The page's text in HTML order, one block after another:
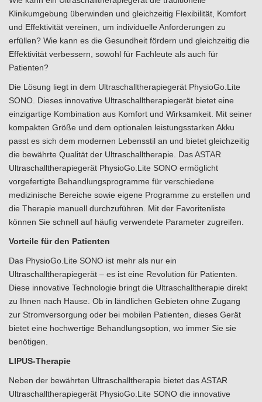
Klinikumgebung überwinden und gleichzeitig Flexibilität, Komfort
und Effektivität vereinen, um individuelle Anforderungen zu
erfüllen? Wie kann es die Gesundheit fördern und gleichzeitig die
Effektivität verbessern, sowohl für Fachleute als auch für
Patienten?
Die Lösung liegt in dem Ultraschalltherapiegerät PhysioGo.Lite
SONO. Dieses innovative Ultraschalltherapiegerät bietet eine
einzigartige Kombination aus Komfort und Wirksamkeit. Mit seiner
kompakten Größe und dem optionalen leistungsstarken Akku
passt es sich dem modernen Lebensstil an und bietet gleichzeitig
die bewährte Qualität der Ultraschalltherapie. Das ASTAR
Ultraschalltherapiegerät PhysioGo.Lite SONO ermöglicht
vorgefertigte Behandlungsprogramme für verschiedene
medizinische Bereiche sowie eigene Programme zu erstellen und
die Therapie manuell durchzuführen. Mit der Favoritenliste
können Sie schnell auf häufig verwendete Parameter zugreifen.
Vorteile für den Patienten
Das PhysioGo.Lite SONO ist mehr als nur ein
Ultraschalltherapiegerät – es ist eine Revolution für Patienten.
Diese innovative Technologie bringt die Ultraschalltherapie direkt
zu Ihnen nach Hause. Ob in ländlichen Gebieten ohne Zugang
zur Stromversorgung oder bei mobilen Patienten, dieses Gerät
bietet eine hochwertige Behandlungsoption, wo immer Sie sie
benötigen.
LIPUS-Therapie
Neben der bewährten Ultraschalltherapie bietet das ASTAR
Ultraschalltherapiegerät PhysioGo.Lite SONO die innovative